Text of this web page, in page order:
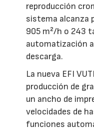
reproducción
sistema alcanza
905 m²/h o 243
automatización
descarga.
La nueva EFI
producción de
un ancho de
velocidades de
funciones